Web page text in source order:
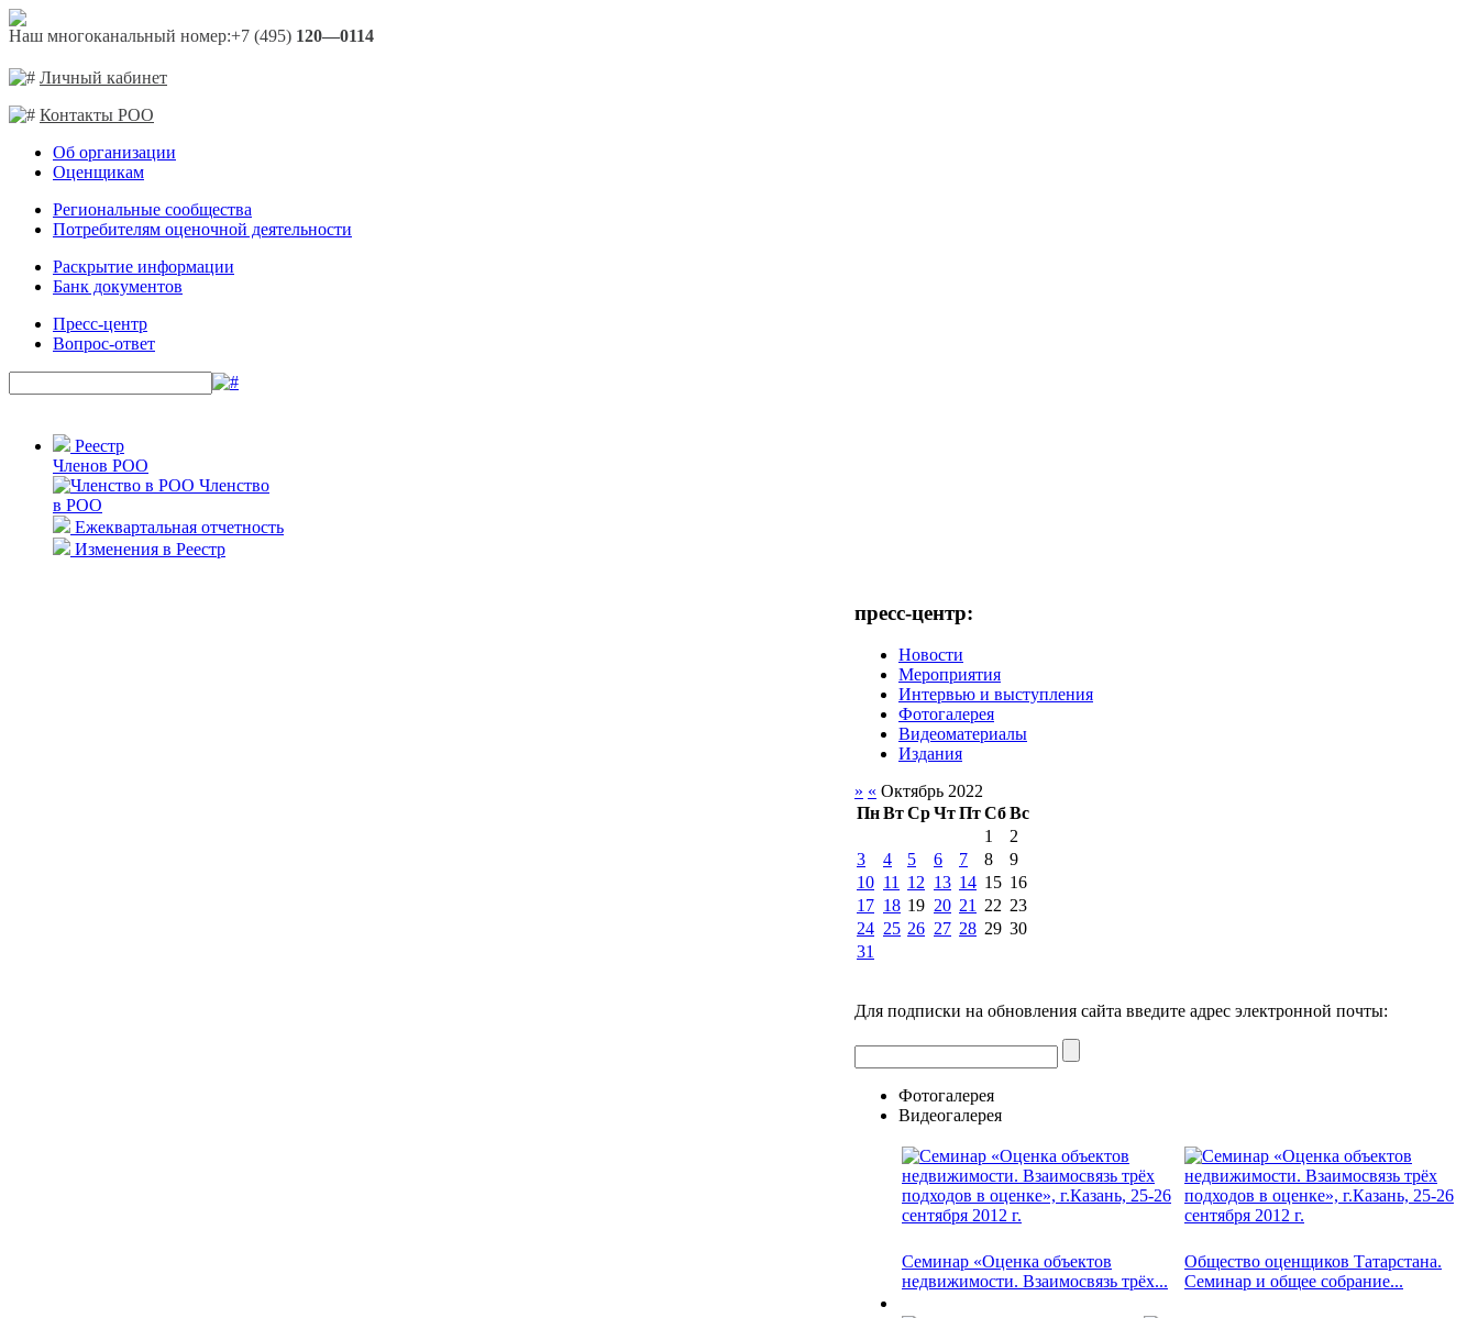
Наш многоканальный номер:+7 (495) 120—0114
Личный кабинет
Контакты РОО
Об организации
Оценщикам
Региональные сообщества
Потребителям оценочной деятельности
Раскрытие информации
Банк документов
Пресс-центр
Вопрос-ответ
Реестр
Членов РОО
Членство
в РОО
Ежеквартальная отчетность
Изменения в Реестр
пресс-центр:
Новости
Мероприятия
Интервью и выступления
Фотогалерея
Видеоматериалы
Издания
» « Октябрь 2022
ПнВтСрЧтПтСбВс
1
2
3
4 5 6 7 8
9
10 11 12 13 14 15 16
17 18 19 20 21 22 23
24 25 26 27 28 29 30
31
Для подписки на обновления сайта введите адрес электронной почты:
Фотогалерея
Видеогалерея
Семинар «Оценка объектов
недвижимости. Взаимосвязь трёх...
Общество оценщиков Татарстана.
Семинар и общее собрание...